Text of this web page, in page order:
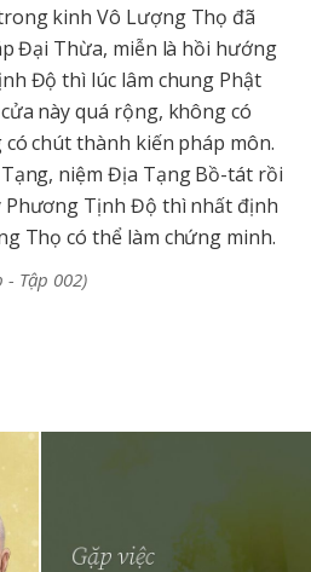
kinh Vô Lượng Thọ đã
Đại Thừa, miễn là hồi hướng
Độ thì lúc lâm chung Phật
này quá rộng, không có
chút thành kiến pháp môn.
niệm Địa Tạng Bồ-tát rồi
Phương Tịnh Độ thì nhất định
Thọ có thể làm chứng minh.
- Tập 002)